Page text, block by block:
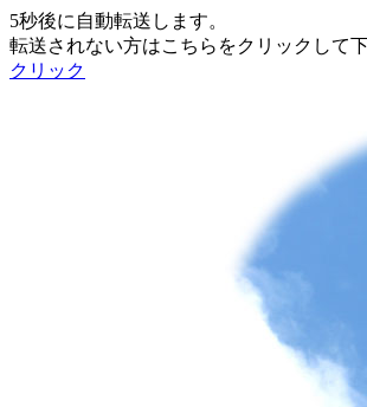
5秒後に自動転送します。
転送されない方はこちらをクリックして下
クリック